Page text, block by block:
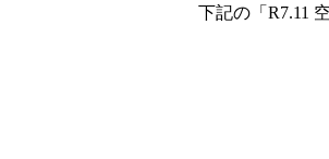
下記の「R7.11